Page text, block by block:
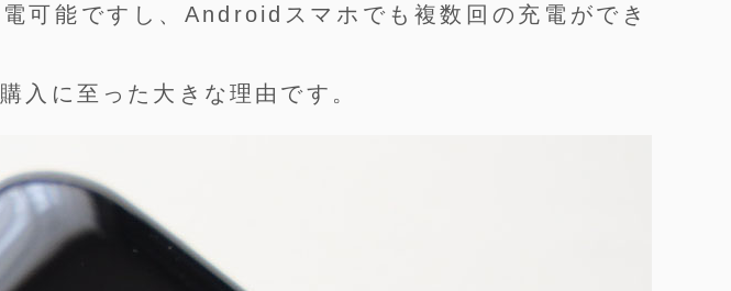
可能ですし、Androidスマホでも複数回の充電ができ
入に至った大きな理由です。